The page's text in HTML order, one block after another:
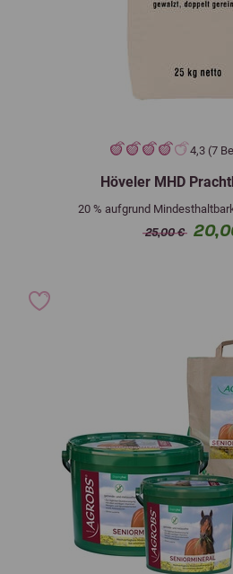
4,3 (7
Höveler MHD
20 % aufgrund
25,00 €